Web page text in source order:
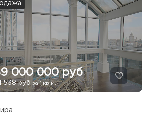
000 000 руб
538 рубза 1 кв.м.